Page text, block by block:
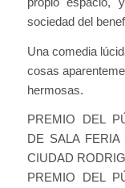
sociedad del
Una comedia
cosas
hermosas.
PREMIO DEL
DE SALA
CIUDAD
PREMIO DEL